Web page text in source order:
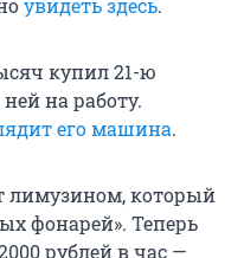
купил 21-ю
ней на работу.
его машина.
лимузином, который
фонарей». Теперь
рублей в час —